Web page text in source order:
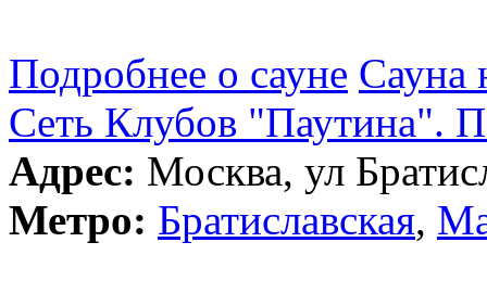
Подробнее о сауне Сауна
Сеть Клубов "Паутина".
Адрес: Москва, ул
Метро: Братиславская,